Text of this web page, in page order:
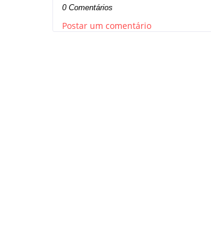
0 Comentários
Postar um comentário